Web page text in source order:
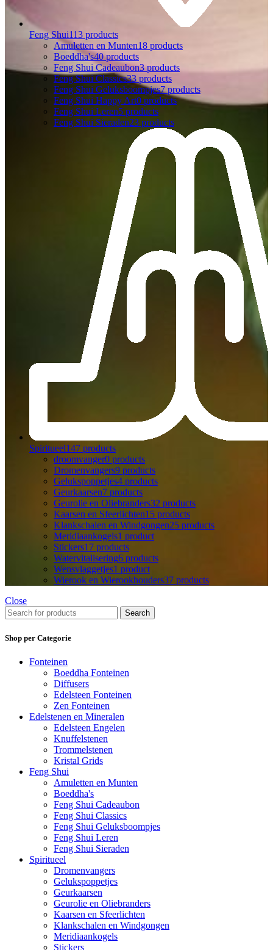
Feng Shui113 products
Amuletten en Munten18 products
Boeddha's40 products
Feng Shui Cadeaubon3 products
Feng Shui Classics33 products
Feng Shui Geluksboompjes7 products
Feng Shui Happy Art0 products
Feng Shui Leren5 products
Feng Shui Sieraden23 products
Spiritueel147 products
droomvanger0 products
Dromenvangers9 products
Gelukspoppetjes4 products
Geurkaarsen7 products
Geurolie en Oliebranders32 products
Kaarsen en Sfeerlichten15 products
Klankschalen en Windgongen25 products
Meridiaankogels1 product
Stickers17 products
Watervitalisering6 products
Wensvlaggetjes1 product
Wierook en Wierookhouders37 products
Close
Search
Shop per Categorie
Fonteinen
Boeddha Fonteinen
Diffusers
Edelsteen Fonteinen
Zen Fonteinen
Edelstenen en Mineralen
Edelsteen Engelen
Knuffelstenen
Trommelstenen
Kristal Grids
Feng Shui
Amuletten en Munten
Boeddha's
Feng Shui Cadeaubon
Feng Shui Classics
Feng Shui Geluksboompjes
Feng Shui Leren
Feng Shui Sieraden
Spiritueel
Dromenvangers
Gelukspoppetjes
Geurkaarsen
Geurolie en Oliebranders
Kaarsen en Sfeerlichten
Klankschalen en Windgongen
Meridiaankogels
Stickers